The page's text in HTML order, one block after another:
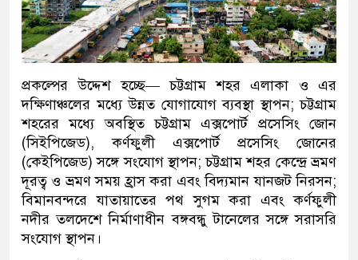
প্রকল্পের উদ্দেশ হচ্ছে— চট্টগ্রাম শহর এলাকা ও এর
দক্ষিণাঞ্চলের মধ্যে উন্নত যোগাযোগ ব্যবস্থা স্থাপন; চট্টগ্রাম
শহরের মধ্যে অবস্থিত চট্টগ্রাম এক্সপোর্ট প্রসেসিং জোন
(সিইপিজেড), কর্ণফুলী এক্সপোর্ট প্রসেসিং জোনের
(কেইপিজেড) সঙ্গে সংযোগ স্থাপন; চট্টগ্রাম শহর কেন্দ্রে ভ্রমণ
দূরত্ব ও ভ্রমণ সময় হ্রাস করা এবং বিদ্যমান যানজট নিরসন;
বিমানবন্দরে যাতায়াতের পথ সুগম করা এবং কর্ণফুলী
নদীর তলদেশে নির্মাণাধীন বঙ্গবন্ধু টানেলের সঙ্গে সরাসরি
সংযোগ স্থাপন।